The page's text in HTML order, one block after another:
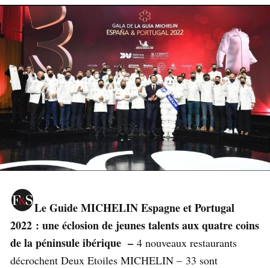
Le Guide MICHELIN Espagne et Portugal
2022 : une éclosion de jeunes talents aux quatre coins
de la péninsule ibérique – 4 nouveaux restaurants
décrochent Deux Etoiles MICHELIN – 33 sont